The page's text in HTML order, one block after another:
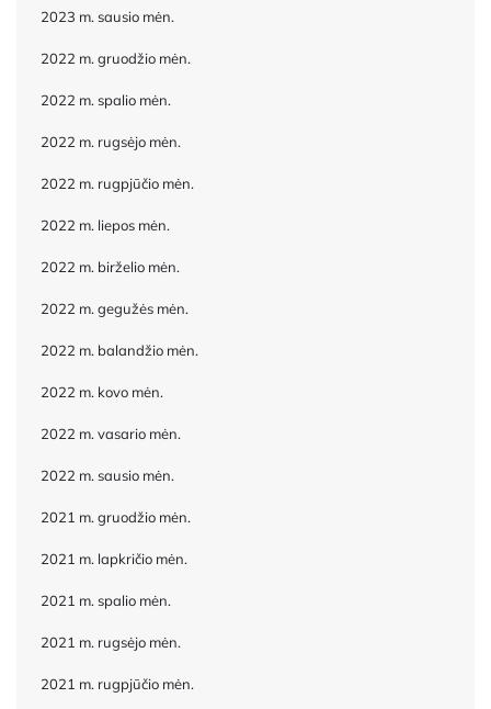
2023 m. sausio mėn.
2022 m. gruodžio mėn.
2022 m. spalio mėn.
2022 m. rugsėjo mėn.
2022 m. rugpjūčio mėn.
2022 m. liepos mėn.
2022 m. birželio mėn.
2022 m. gegužės mėn.
2022 m. balandžio mėn.
2022 m. kovo mėn.
2022 m. vasario mėn.
2022 m. sausio mėn.
2021 m. gruodžio mėn.
2021 m. lapkričio mėn.
2021 m. spalio mėn.
2021 m. rugsėjo mėn.
2021 m. rugpjūčio mėn.